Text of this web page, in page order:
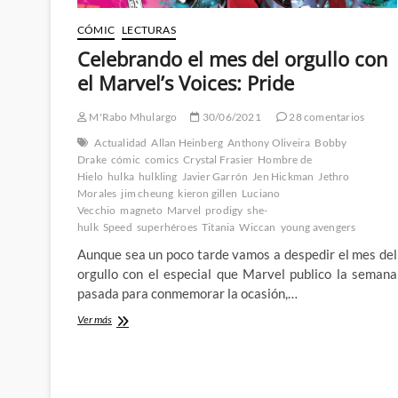
CÓMIC LECTURAS
Celebrando el mes del orgullo con
el Marvel’s Voices: Pride
M'Rabo Mhulargo 30/06/2021
28 comentarios
Actualidad Allan Heinberg Anthony Oliveira Bobby
Drake cómic comics Crystal Frasier Hombre de
Hielo hulka hulkling Javier Garrón Jen Hickman Jethro
Morales jim cheung kieron gillen Luciano
Vecchio magneto Marvel prodigy she-
hulk Speed superhéroes Titania Wiccan young avengers
Aunque sea un poco tarde vamos a despedir el mes del
orgullo con el especial que Marvel publico la semana
pasada para conmemorar la ocasión,…
Ver másCelebrando